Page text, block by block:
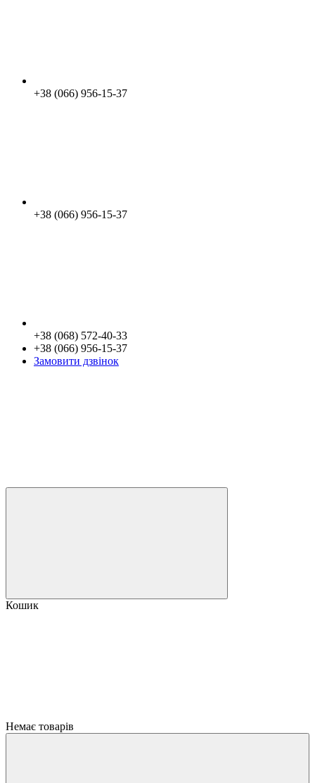
+38 (066) 956-15-37
+38 (066) 956-15-37
+38 (068) 572-40-33
+38 (066) 956-15-37
Замовити дзвінок
Кошик
Немає товарів